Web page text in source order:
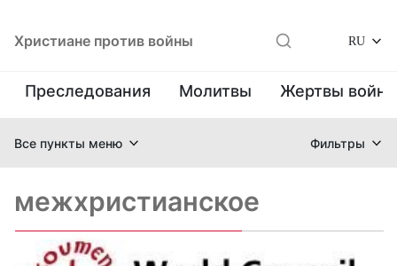
Христиане против войны RU
Преследования Молитвы Жертвы
Все пункты меню Фильтры
межхристианское